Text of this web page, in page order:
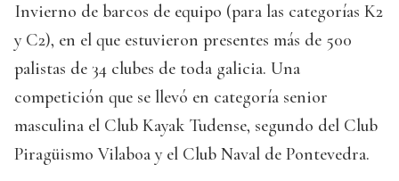
Invierno de barcos de equipo (para las categorías K2
y C2), en el que estuvieron presentes más de 500
palistas de 34 clubes de toda galicia. Una
competición que se llevó en categoría senior
masculina el Club Kayak Tudense, segundo del Club
Piragüismo Vilaboa y el Club Naval de Pontevedra.